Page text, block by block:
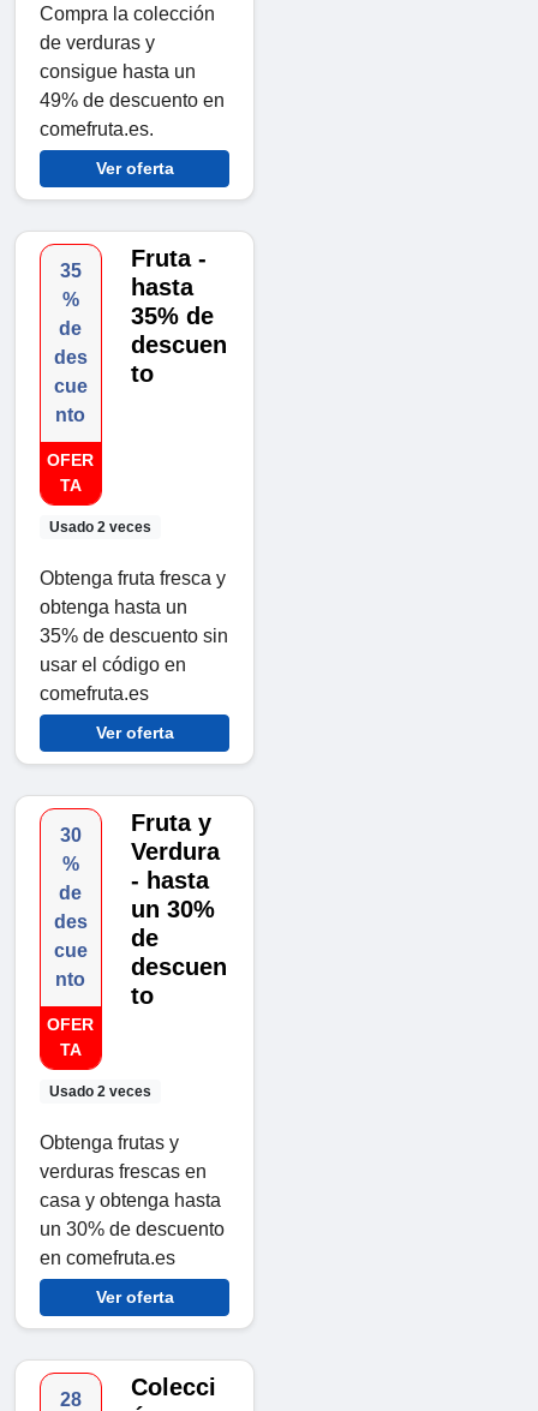
Compra la colección
de verduras y
consigue hasta un
49% de descuento en
comefruta.es.
Ver oferta
35
%
de
des
cue
nto
OFER
TA
Usado 2 veces
Fruta -
hasta
35% de
descuen
to
Obtenga fruta fresca y
obtenga hasta un
35% de descuento sin
usar el código en
comefruta.es
Ver oferta
30
%
de
des
cue
nto
OFER
TA
Usado 2 veces
Fruta y
Verdura
- hasta
un 30%
de
descuen
to
Obtenga frutas y
verduras frescas en
casa y obtenga hasta
un 30% de descuento
en comefruta.es
Ver oferta
28
Colecci